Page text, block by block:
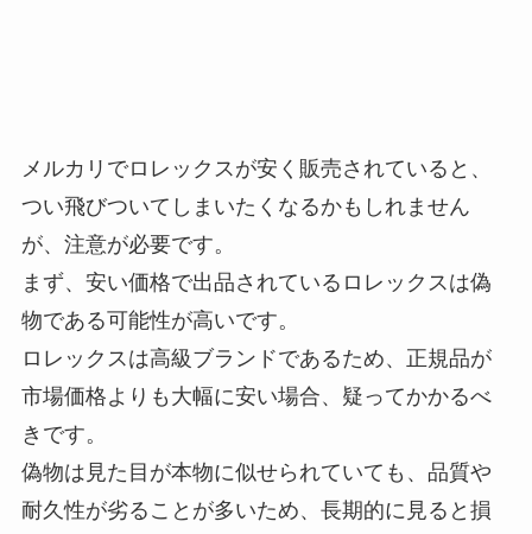
メルカリでロレックスが安く販売されていると、
つい飛びついてしまいたくなるかもしれません
が、注意が必要です。
まず、安い価格で出品されているロレックスは偽
物である可能性が高いです。
ロレックスは高級ブランドであるため、正規品が
市場価格よりも大幅に安い場合、疑ってかかるべ
きです。
偽物は見た目が本物に似せられていても、品質や
耐久性が劣ることが多いため、長期的に見ると損